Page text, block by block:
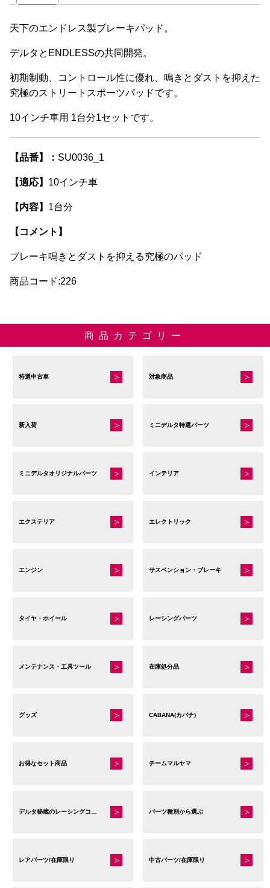
天下のエンドレス製ブレーキパッド。
デルタとENDLESSの共同開発。
初期制動、コントロール性に優れ、鳴きとダストを抑えた
究極のストリートスポーツパッドです。
10インチ車用 1台分1セットです。
【品番】： SU0036_1
【適応】 10インチ車
【内容】 1台分
【コメント】
ブレーキ鳴きとダストを抑える究極のパッド
商品コード:226
商品カテゴリー
特選中古車 対象商品
新入荷 ミニデルタ特選パーツ
ミニデルタオリジナルパーツ インテリア
エクステリア エレクトリック
エンジン サスペンション・ブレーキ
タイヤ・ホイール レーシングパーツ
メンテナンス・工具ツール 在庫処分品
グッズ CABANA(カバナ)
お得なセット商品 チームマルヤマ
デルタ秘蔵のレーシングコレクション パーツ種別から選ぶ
レアパーツ/在庫限り 中古パーツ/在庫限り